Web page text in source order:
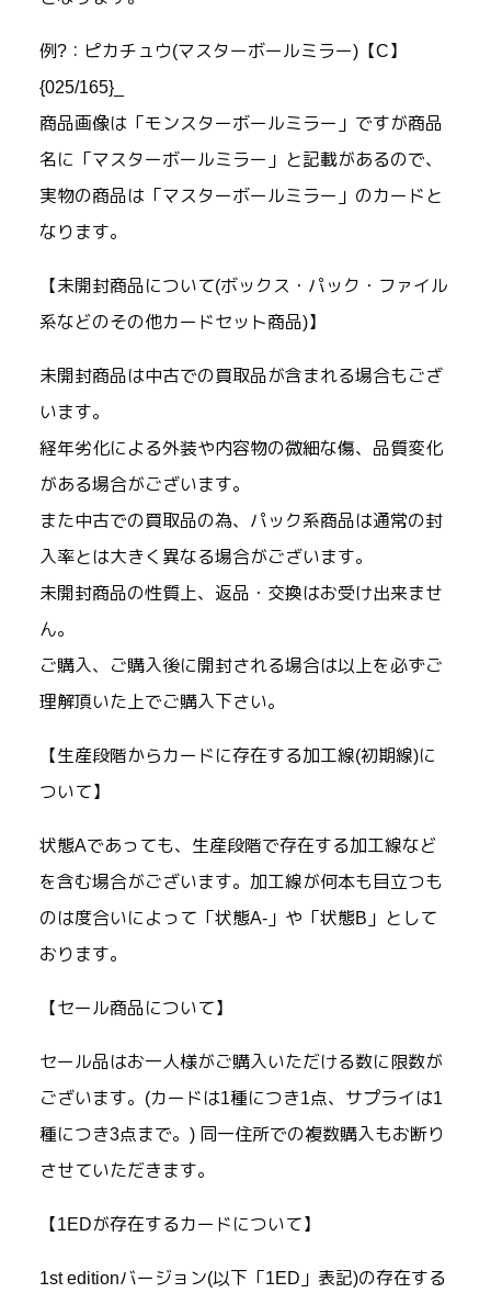
例?：ピカチュウ(マスターボールミラー)【C】
{025/165}_
商品画像は「モンスターボールミラー」ですが商品
名に「マスターボールミラー」と記載があるので、
実物の商品は「マスターボールミラー」のカードと
なります。
【未開封商品について(ボックス・パック・ファイル
系などのその他カードセット商品)】
未開封商品は中古での買取品が含まれる場合もござ
います。
経年劣化による外装や内容物の微細な傷、品質変化
がある場合がございます。
また中古での買取品の為、パック系商品は通常の封
入率とは大きく異なる場合がございます。
未開封商品の性質上、返品・交換はお受け出来ませ
ん。
ご購入、ご購入後に開封される場合は以上を必ずご
理解頂いた上でご購入下さい。
【生産段階からカードに存在する加工線(初期線)に
ついて】
状態Aであっても、生産段階で存在する加工線など
を含む場合がございます。加工線が何本も目立つも
のは度合いによって「状態A-」や「状態B」として
おります。
【セール商品について】
セール品はお一人様がご購入いただける数に限数が
ございます。(カードは1種につき1点、サプライは1
種につき3点まで。) 同一住所での複数購入もお断り
させていただきます。
【1EDが存在するカードについて】
1st editionバージョン(以下「1ED」表記)の存在する